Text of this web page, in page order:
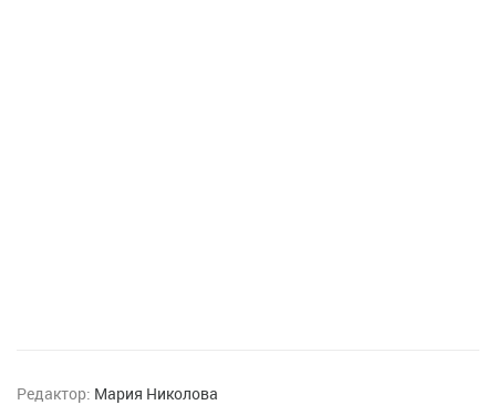
Редактор: Мария Николова